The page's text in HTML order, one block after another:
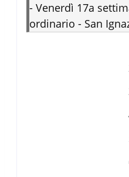
- Venerdì 17a
ordinario - San